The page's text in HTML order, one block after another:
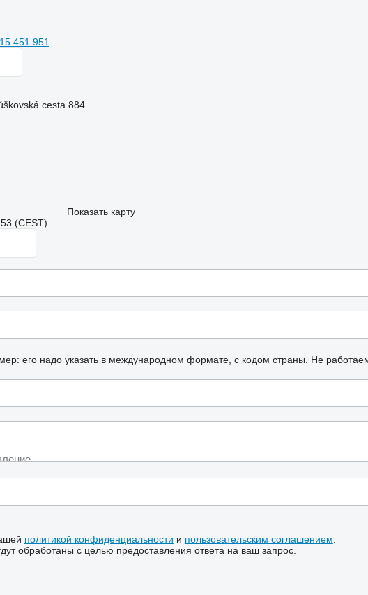
451 951
cesta 884
Показать карту
(CEST)
его надо указать в международном формате, с кодом страны. Не
политикой конфиденциальности и пользовательским соглашением
обработаны с целью предоставления ответа на ваш запрос.